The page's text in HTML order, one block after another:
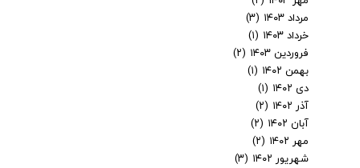
مرداد ۱۴۰۳
(۳)
خرداد ۱۴۰۳
(۱)
فروردین ۱۴۰۳
(۲)
بهمن ۱۴۰۲
(۱)
دی ۱۴۰۲
(۱)
آذر ۱۴۰۲
(۲)
آبان ۱۴۰۲
(۲)
مهر ۱۴۰۲
(۲)
شهریور ۱۴۰۲
(۳)